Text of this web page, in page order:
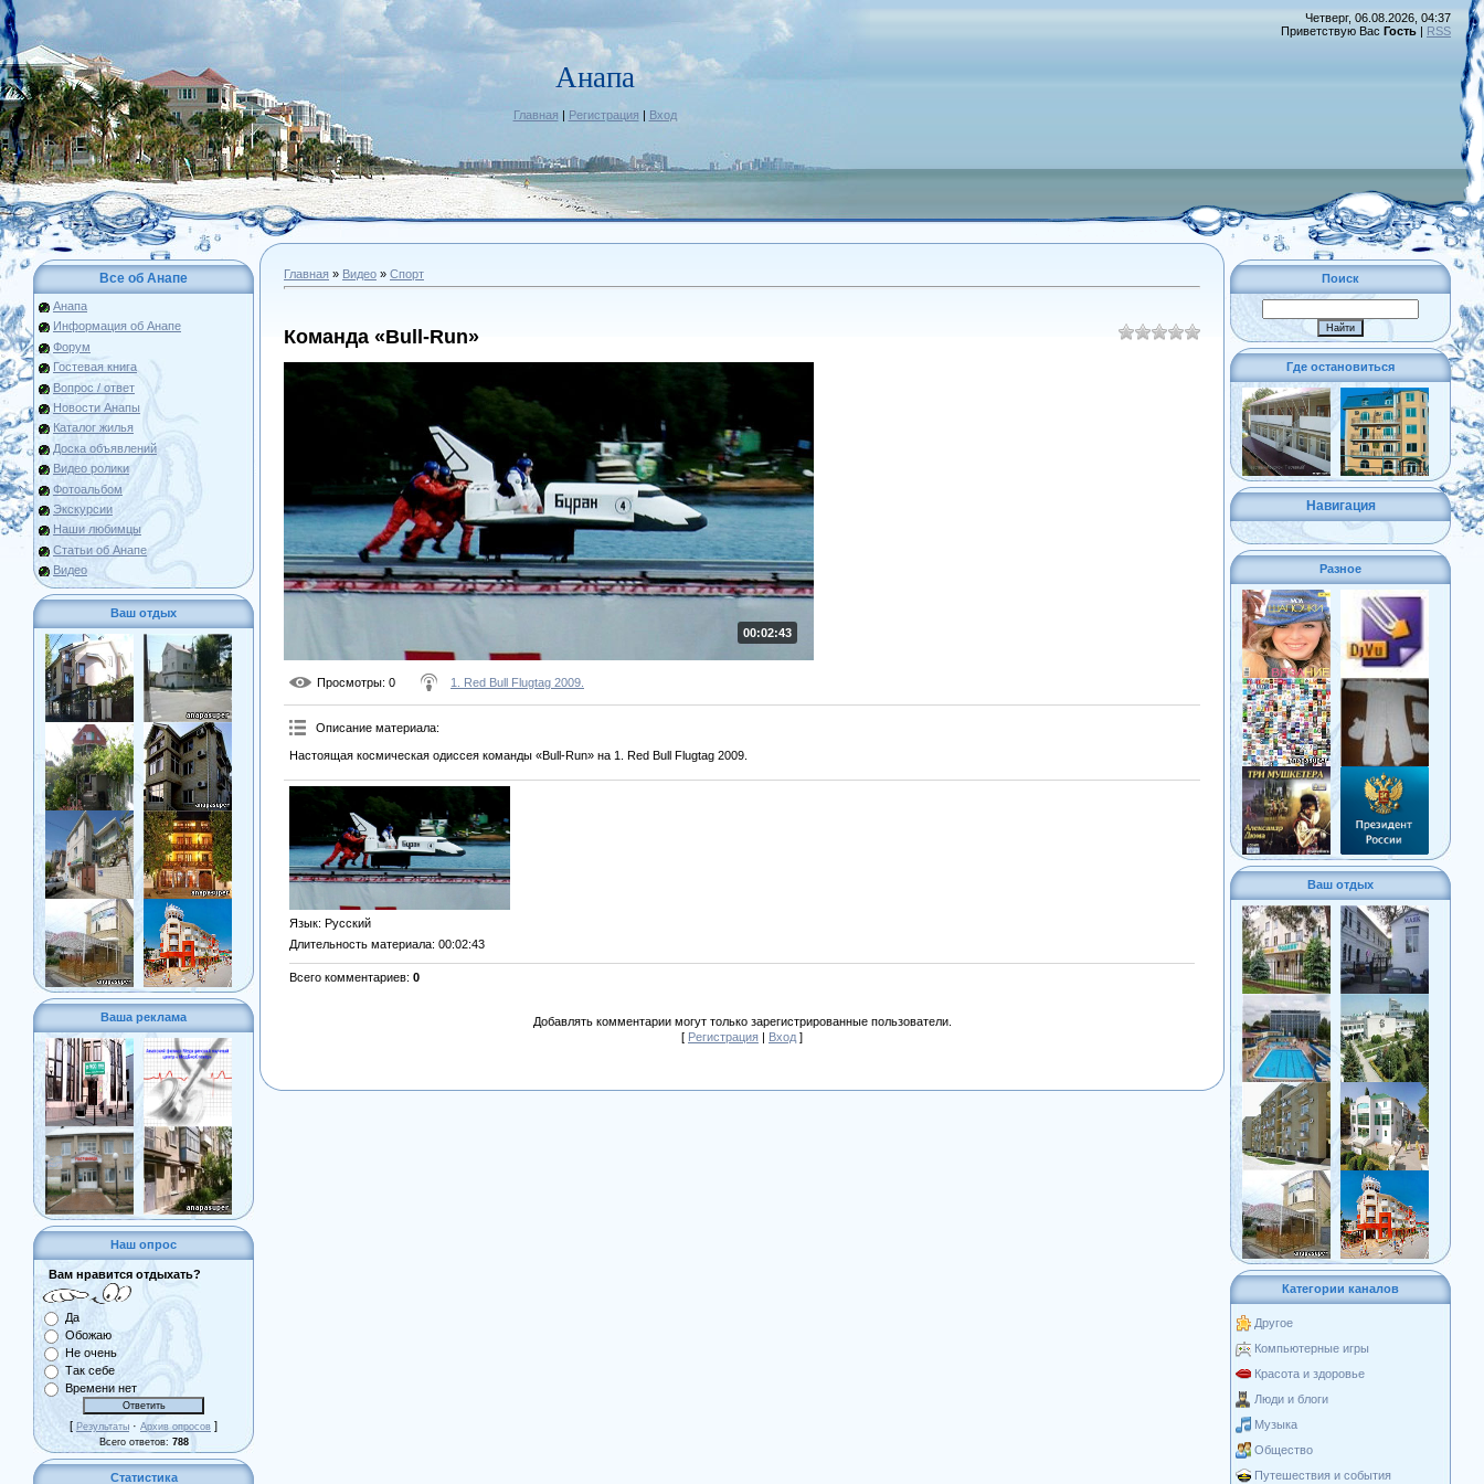
Анапа
Главная | Регистрация | Вход
Четверг, 06.08.2026, 04:37
Приветствую Вас Гость | RSS
Все об Анапе
Анапа
Информация об Анапе
Форум
Гостевая книга
Вопрос / ответ
Новости Анапы
Каталог жилья
Доска объявлений
Видео ролики
Фотоальбом
Экскурсии
Наши любимцы
Статьи об Анапе
Видео
Ваш отдых
Ваша реклама
Наш опрос
Вам нравится отдыхать?
Да
Обожаю
Не очень
Так себе
Времени нет
[ Результаты · Архив опросов ]
Всего ответов: 788
Статистика
Главная » Видео » Спорт
Команда «Bull-Run»
00:02:43
Просмотры: 0 1. Red Bull Flugtag 2009.
Описание материала:
Настоящая космическая одиссея команды «Bull-Run» на 1. Red Bull Flugtag 2009.
Язык: Русский
Длительность материала: 00:02:43
Всего комментариев: 0
Добавлять комментарии могут только зарегистрированные пользователи.
[ Регистрация | Вход ]
Поиск
Где остановиться
Навигация
Разное
Ваш отдых
Категории каналов
Другое
Компьютерные игры
Красота и здоровье
Люди и блоги
Музыка
Общество
Путешествия и события